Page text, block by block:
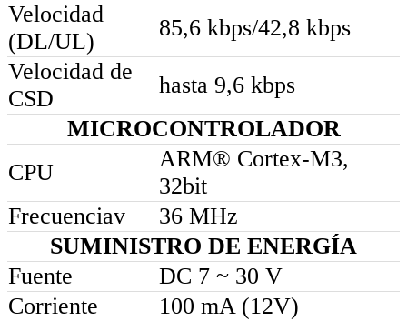
Velocidad
(DL/UL)
85,6 kbps/42,8 kbps
Velocidad de
CSD
hasta 9,6 kbps
MICROCONTROLADOR
CPU
ARM® Cortex-M3,
32bit
Frecuenciav
36 MHz
SUMINISTRO DE ENERGÍA
Fuente
DC 7 ~ 30 V
Corriente
100 mA (12V)